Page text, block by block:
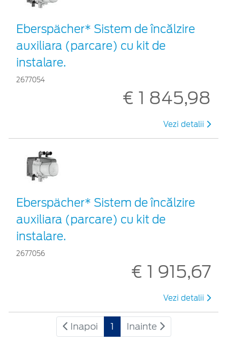
Eberspächer* Sistem de încălzire
auxiliara (parcare) cu kit de
instalare.
2677054
€ 1 845,98
Vezi detalii
Eberspächer* Sistem de încălzire
auxiliara (parcare) cu kit de
instalare.
2677056
€ 1 915,67
Vezi detalii
Inapoi 1 Inainte